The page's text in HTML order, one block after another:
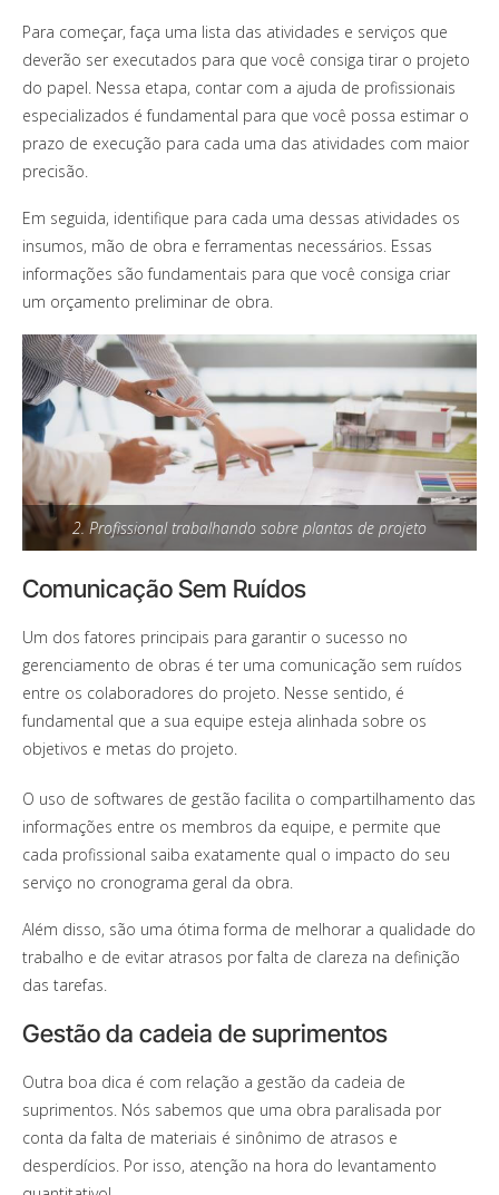
Para começar, faça uma lista das atividades e serviços que
deverão ser executados para que você consiga tirar o projeto
do papel. Nessa etapa, contar com a ajuda de profissionais
especializados é fundamental para que você possa estimar o
prazo de execução para cada uma das atividades com maior
precisão.
Em seguida, identifique para cada uma dessas atividades os
insumos, mão de obra e ferramentas necessários. Essas
informações são fundamentais para que você consiga criar
um orçamento preliminar de obra.
2. Profissional trabalhando sobre plantas de projeto
Comunicação Sem Ruídos
Um dos fatores principais para garantir o sucesso no
gerenciamento de obras é ter uma comunicação sem ruídos
entre os colaboradores do projeto. Nesse sentido, é
fundamental que a sua equipe esteja alinhada sobre os
objetivos e metas do projeto.
O uso de softwares de gestão facilita o compartilhamento das
informações entre os membros da equipe, e permite que
cada profissional saiba exatamente qual o impacto do seu
serviço no cronograma geral da obra.
Além disso, são uma ótima forma de melhorar a qualidade do
trabalho e de evitar atrasos por falta de clareza na definição
das tarefas.
Gestão da cadeia de suprimentos
Outra boa dica é com relação a gestão da cadeia de
suprimentos. Nós sabemos que uma obra paralisada por
conta da falta de materiais é sinônimo de atrasos e
desperdícios. Por isso, atenção na hora do levantamento